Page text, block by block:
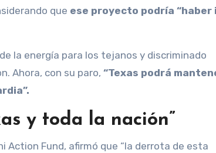
que ese proyecto podría “haber
la energía para los tejanos y discriminado
Ahora, con su paro, “Texas podrá
y toda la nación”